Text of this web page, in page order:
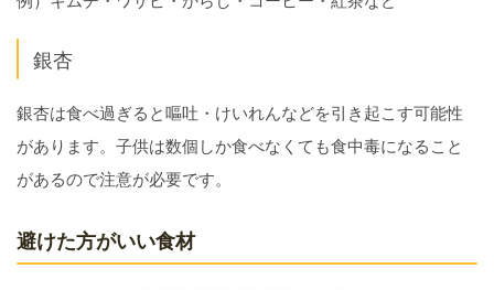
銀杏
銀杏は食べ過ぎると嘔吐・けいれんなどを引き起こす可能性
があります。子供は数個しか食べなくても食中毒になること
があるので注意が必要です。
避けた方がいい食材